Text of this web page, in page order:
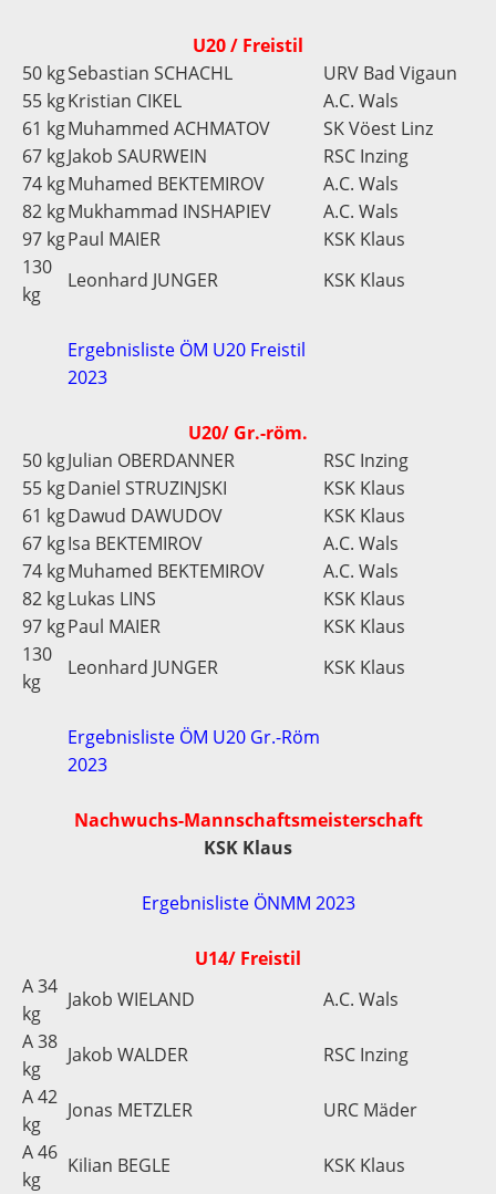
U20 / Freistil
50 kgSebastian SCHACHL
URV Bad Vigaun
55 kgKristian CIKEL
A.C. Wals
61 kgMuhammed ACHMATOV
SK Vöest Linz
67 kgJakob SAURWEIN
RSC Inzing
74 kgMuhamed BEKTEMIROV
A.C. Wals
82 kgMukhammad INSHAPIEV
A.C. Wals
97 kgPaul MAIER
KSK Klaus
130
kg
Leonhard JUNGER KSK Klaus
Ergebnisliste ÖM U20 Freistil
2023
U20/ Gr.-röm.
50 kgJulian OBERDANNER
RSC Inzing
55 kgDaniel STRUZINJSKI
KSK Klaus
61 kgDawud DAWUDOV
KSK Klaus
67 kgIsa BEKTEMIROV
A.C. Wals
74 kgMuhamed BEKTEMIROV
A.C. Wals
82 kgLukas LINS
KSK Klaus
97 kgPaul MAIER
KSK Klaus
130
kg
Leonhard JUNGER KSK Klaus
Ergebnisliste ÖM U20 Gr.-Röm
2023
Nachwuchs-Mannschaftsmeisterschaft
KSK Klaus
Ergebnisliste ÖNMM 2023
U14/ Freistil
A 34
kg
Jakob WIELAND
A.C. Wals
A 38
kg
Jakob WALDER
RSC Inzing
A 42
kg
Jonas METZLER
URC Mäder
A 46
kg
Kilian BEGLE
KSK Klaus